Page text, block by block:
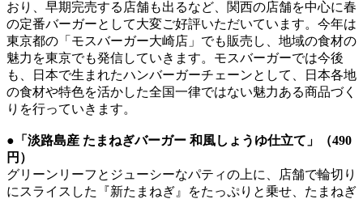
おり、早期完売する店舗も出るなど、関西の店舗を中心に春
の定番バーガーとして大変ご好評いただいています。今年は
東京都の「モスバーガー大崎店」でも販売し、地域の食材の
魅力を東京でも発信していきます。モスバーガーでは今後
も、日本で生まれたハンバーガーチェーンとして、日本各地
の食材や特色を活かした全国一律ではない魅力ある商品づく
りを行っていきます。
●「淡路島産 たまねぎバーガー 和風しょうゆ仕立て」（490
円）
グリーンリーフとジューシーなパティの上に、店舗で輪切り
にスライスした『新たまねぎ』をたっぷりと乗せ、たまねぎ